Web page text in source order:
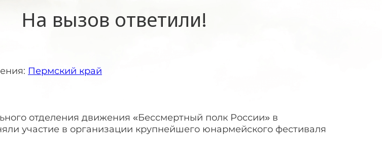
На вызов ответили!
Пермский край
отделения движения «Бессмертный полк России» в
участие в организации крупнейшего юнармейского фестиваля